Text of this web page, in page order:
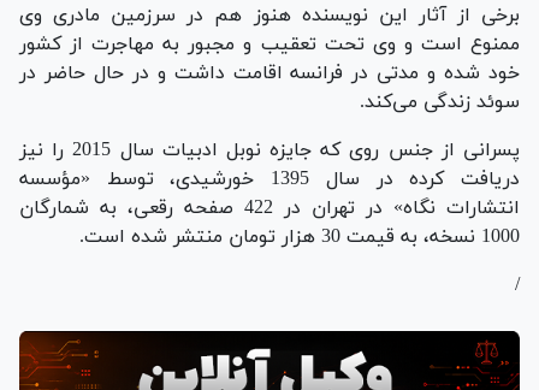
برخی از آثار این نویسنده هنوز هم در سرزمین مادری وی
ممنوع است و وی تحت تعقیب و مجبور به مهاجرت از کشور
خود شده و مدتی در فرانسه اقامت داشت و در حال حاضر در
سوئد زندگی می‌کند.
پسرانی از جنس روی که جایزه نوبل ادبیات سال 2015 را نیز
دریافت کرده در سال 1395 خورشیدی، توسط «مؤسسه
انتشارات نگاه» در تهران در 422 صفحه رقعی، به شمارگان
1000 نسخه، به قیمت 30 هزار تومان منتشر شده است.
/